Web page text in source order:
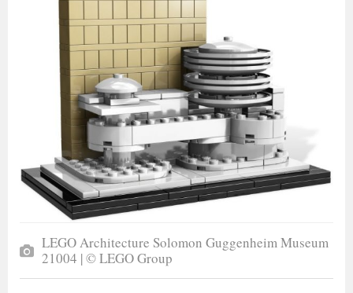
LEGO Architecture Solomon Guggenheim Museum
21004 | © LEGO Group